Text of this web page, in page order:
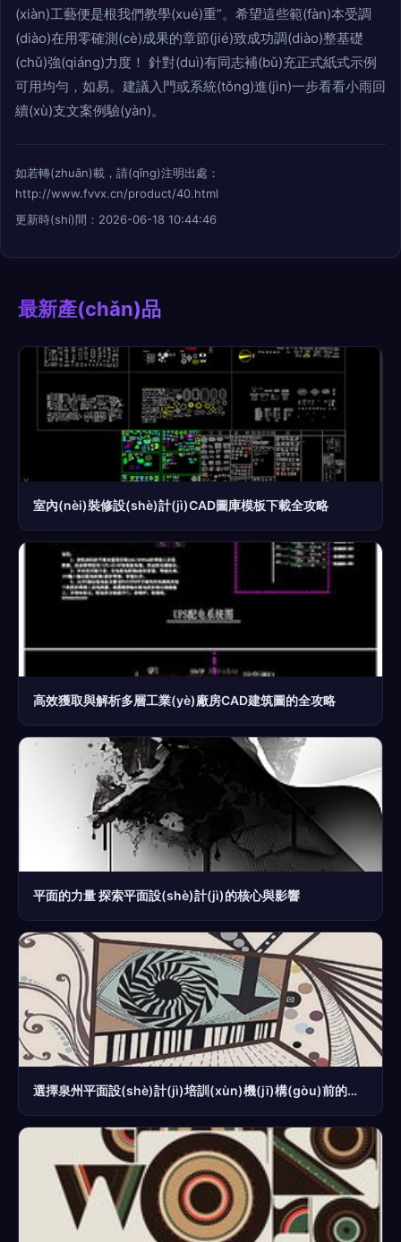
(xiàn)工藝便是根我們教學(xué)重”。希望這些範(fàn)本受調
(diào)在用零確測(cè)成果的章節(jié)致成功調(diào)整基礎
(chǔ)強(qiáng)力度！ 針對(duì)有同志補(bǔ)充正式紙式示例
可用均勻，如易。建議入門或系統(tǒng)進(jìn)一步看看小雨回
續(xù)支文案例驗(yàn)。
如若轉(zhuǎn)載，請(qǐng)注明出處：
http://www.fvvx.cn/product/40.html
更新時(shí)間：2026-06-18 10:44:46
最新產(chǎn)品
室內(nèi)裝修設(shè)計(jì)CAD圖庫模板下載全攻略
高效獲取與解析多層工業(yè)廠房CAD建筑圖的全攻略
平面的力量 探索平面設(shè)計(jì)的核心與影響
選擇泉州平面設(shè)計(jì)培訓(xùn)機(jī)構(gòu)前的五大考量